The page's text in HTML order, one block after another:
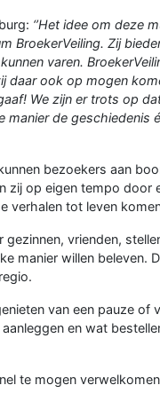
‘’Het idee om deze
BroekerVeiling. Zij
varen.
daar ook op mogen
We zijn er trots op
manier de geschiedenis
bezoekers aan
zij op eigen tempo
verhalen tot leven
vrienden,
manier willen beleven.
van een pauze of
en wat
te mogen